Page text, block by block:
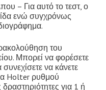
– Για αυτό το τεστ, ο
ενώ συγχρόνως
του
Μπορεί να φορέσετε
να κάνετε
Holter ρυθμού
δραστηριότητες για 1 ή